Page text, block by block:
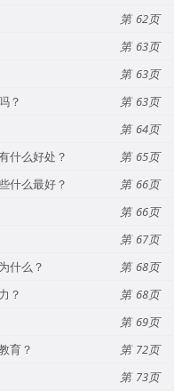
62
63
63
？
63
64
什么好处？
65
什么最好？
66
66
67
什么？
68
？
68
69
育？
72
73